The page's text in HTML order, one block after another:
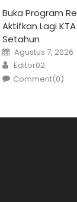
Buka Program
Aktifkan Lagi
Setahun
Posted
on
Agustus 7, 2026
Author
Editor02
Comment(0)